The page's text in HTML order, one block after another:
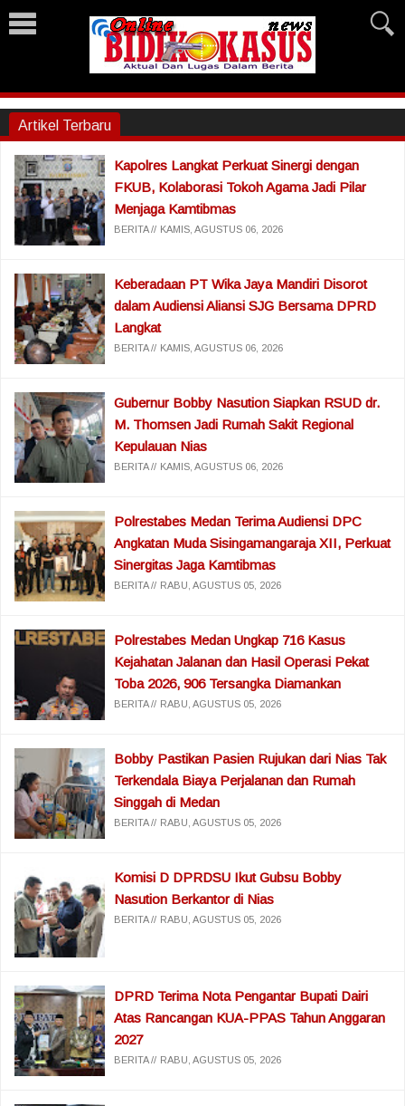
Artikel Terbaru
Kapolres Langkat Perkuat Sinergi dengan
FKUB, Kolaborasi Tokoh Agama Jadi Pilar
Menjaga Kamtibmas
BERITA KAMIS, AGUSTUS 06, 2026
Keberadaan PT Wika Jaya Mandiri Disorot
dalam Audiensi Aliansi SJG Bersama DPRD
Langkat
BERITA KAMIS, AGUSTUS 06, 2026
Gubernur Bobby Nasution Siapkan RSUD dr.
M. Thomsen Jadi Rumah Sakit Regional
Kepulauan Nias
BERITA KAMIS, AGUSTUS 06, 2026
Polrestabes Medan Terima Audiensi DPC
Angkatan Muda Sisingamangaraja XII, Perkuat
Sinergitas Jaga Kamtibmas
BERITA RABU, AGUSTUS 05, 2026
Polrestabes Medan Ungkap 716 Kasus
Kejahatan Jalanan dan Hasil Operasi Pekat
Toba 2026, 906 Tersangka Diamankan
BERITA RABU, AGUSTUS 05, 2026
Bobby Pastikan Pasien Rujukan dari Nias Tak
Terkendala Biaya Perjalanan dan Rumah
Singgah di Medan
BERITA RABU, AGUSTUS 05, 2026
Komisi D DPRDSU Ikut Gubsu Bobby
Nasution Berkantor di Nias
BERITA RABU, AGUSTUS 05, 2026
DPRD Terima Nota Pengantar Bupati Dairi
Atas Rancangan KUA-PPAS Tahun Anggaran
2027
BERITA RABU, AGUSTUS 05, 2026